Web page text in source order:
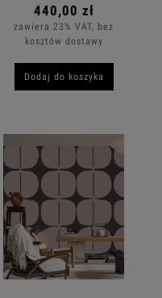
440,00 zł
zawiera 23% VAT, bez
kosztów dostawy
Dodaj do koszyka